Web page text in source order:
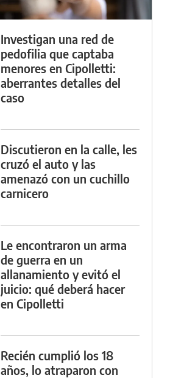
Investigan una red de
pedofilia que captaba
menores en Cipolletti:
aberrantes detalles del
caso
Discutieron en la calle, les
cruzó el auto y las
amenazó con un cuchillo
carnicero
Le encontraron un arma
de guerra en un
allanamiento y evitó el
juicio: qué deberá hacer
en Cipolletti
Recién cumplió los 18
años, lo atraparon con